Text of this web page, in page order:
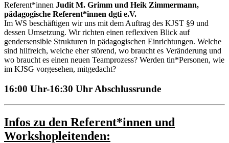
Referent*innen Judit M. Grimm und Heik Zimmermann,
pädagogische Referent*innen dgti e.V.
Im WS beschäftigen wir uns mit dem Auftrag des KJST §9 und
dessen Umsetzung. Wir richten einen reflexiven Blick auf
gendersensible Strukturen in pädagogischen Einrichtungen. Welche
sind hilfreich, welche eher störend, wo braucht es Veränderung und
wo braucht es einen neuen Teamprozess? Werden tin*Personen, wie
im KJSG vorgesehen, mitgedacht?
16:00 Uhr-16:30 Uhr Abschlussrunde
Infos zu den Referent*innen und
Workshopleitenden: